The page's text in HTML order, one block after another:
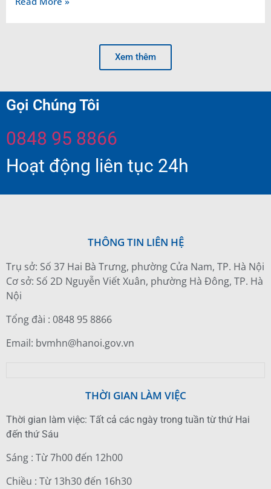
Xem thêm
Gọi Chúng Tôi
0848 95 8866
Hoạt động liên tục 24h
THÔNG TIN LIÊN HỆ
Trụ sở: Số 37 Hai Bà Trưng, phường Cửa Nam, TP. Hà Nội
Cơ sở: Số 2D Nguyễn Viết Xuân, phường Hà Đông, TP. Hà
Nội
Tổng đài : 0848 95 8866
Email: bvmhn@hanoi.gov.vn
THỜI GIAN LÀM VIỆC
Thời gian làm việc: Tất cả các ngày trong tuần từ thứ Hai
đến thứ Sáu
Sáng : Từ 7h00 đến 12h00
Chiều : Từ 13h30 đến 16h30